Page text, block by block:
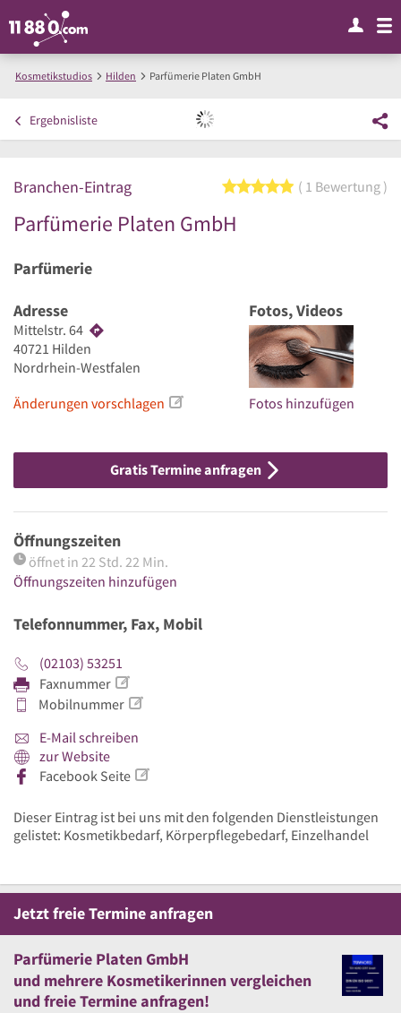
Kosmetikstudios Hilden Parfümerie Platen GmbH
Ergebnisliste
Branchen-Eintrag 5 von 5 Sternen
1 Bewertung
Parfümerie Platen GmbH
Parfümerie
Adresse
Mittelstr. 64
40721 Hilden
Nordrhein-Westfalen
Änderungen vorschlagen
Fotos, Videos
Fotos hinzufügen
Gratis Termine anfragen
Öffnungszeiten
öffnet in 22 Std. 22 Min.
Öffnungszeiten hinzufügen
Telefonnummer, Fax, Mobil
(02103) 53251
Faxnummer
Mobilnummer
E-Mail schreiben
zur Website
Facebook Seite
Dieser Eintrag ist bei uns mit den folgenden Dienstleistungen
gelistet: Kosmetikbedarf, Körperpflegebedarf, Einzelhandel
JetztfreieTermine anfragen
Parfümerie Platen GmbH
und mehrere Kosmetikerinnen vergleichen
undfreieTermine anfragen!